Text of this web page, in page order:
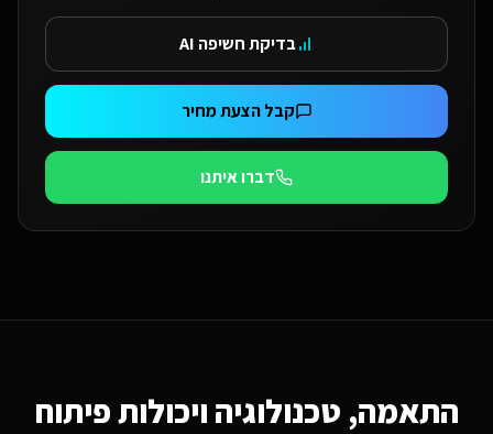
בדיקת חשיפה AI
קבל הצעת מחיר
דברו איתנו
התאמה, טכנולוגיה ויכולות פיתוח